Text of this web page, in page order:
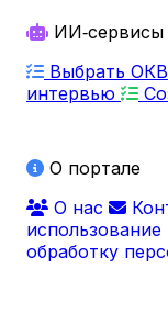
ИИ‑сервисы
Выбрать
интервью
О портале
О нас
обработку